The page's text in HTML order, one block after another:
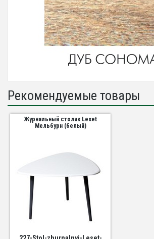
Рекомендуемые товары
Журнальный столик Leset
Мельбурн (белый)